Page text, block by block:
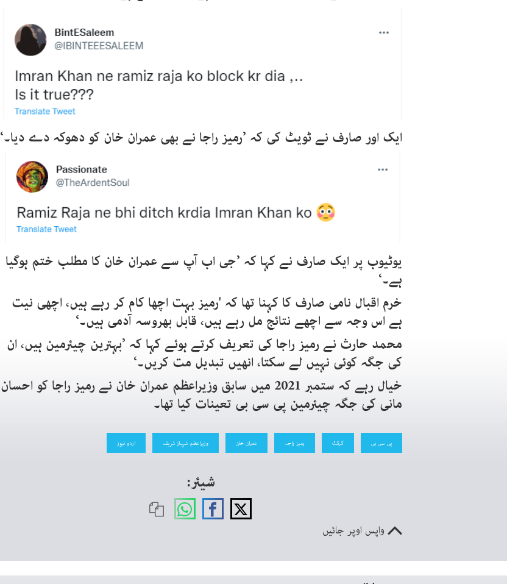
ایک اور صارف نے ٹویٹ کی کہ ’رمیز راجا نے بھی عمران خان کو دھوکہ دے دیا۔‘
یوٹیوب پر ایک صارف نے کہا کہ ’جی اب آپ سے عمران خان کا مطلب ختم ہوگیا
ہے۔‘
خرم اقبال نامی صارف کا کہنا تھا کہ 'رمیز بہت اچھا کام کر رہے ہیں، اچھی نیت
ہے اس وجہ سے اچھے نتائج مل رہے ہیں، قابل بھروسہ آدمی ہیں۔‘
محمد حارث نے رمیز راجا کی تعریف کرتے ہوئے کہا کہ ’بہترین چیئرمین ہیں، ان
کی جگہ کوئی نہیں لے سکتا، انھیں تبدیل مت کریں۔‘
خیال رہے کہ ستمبر 2021 میں سابق وزیراعظم عمران خان نے رمیز راجا کو احسان
مانی کی جگہ چیئرمین پی سی بی تعینات کیا تھا۔
پی سی بی کرکٹ رمیز راجہ عمران خان وزیراعظم شہباز شریف اردو نیوز
شیئر:
واپس اوپر جائیں